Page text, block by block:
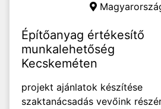
Építőanyag értékesítő
munkalehetőség
Kecskeméten
projekt ajánlatok készítése
szaktanácsadás vevőink